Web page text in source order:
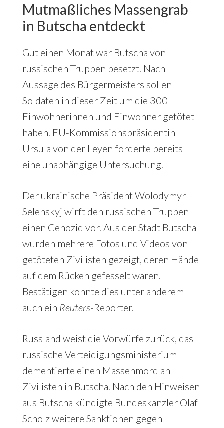
Mutmaßliches Massengrab
in Butscha entdeckt
Gut einen Monat war Butscha von
russischen Truppen besetzt. Nach
Aussage des Bürgermeisters sollen
Soldaten in dieser Zeit um die 300
Einwohnerinnen und Einwohner getötet
haben. EU-Kommissionspräsidentin
Ursula von der Leyen forderte bereits
eine unabhängige Untersuchung.
Der ukrainische Präsident Wolodymyr
Selenskyj wirft den russischen Truppen
einen Genozid vor. Aus der Stadt Butscha
wurden mehrere Fotos und Videos von
getöteten Zivilisten gezeigt, deren Hände
auf dem Rücken gefesselt waren.
Bestätigen konnte dies unter anderem
auch ein Reuters-Reporter.
Russland weist die Vorwürfe zurück, das
russische Verteidigungsministerium
dementierte einen Massenmord an
Zivilisten in Butscha. Nach den Hinweisen
aus Butscha kündigte Bundeskanzler Olaf
Scholz weitere Sanktionen gegen